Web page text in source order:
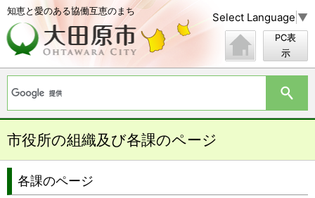
知恵と愛のある協働互恵のまち Select Language ▼
PC表
示
市役所の組織及び各課のページ
各課のページ